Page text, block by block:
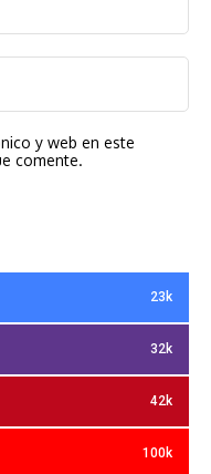
y web en este
comente.
23k
32k
42k
100k